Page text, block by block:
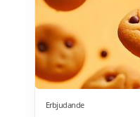
Erbjudande